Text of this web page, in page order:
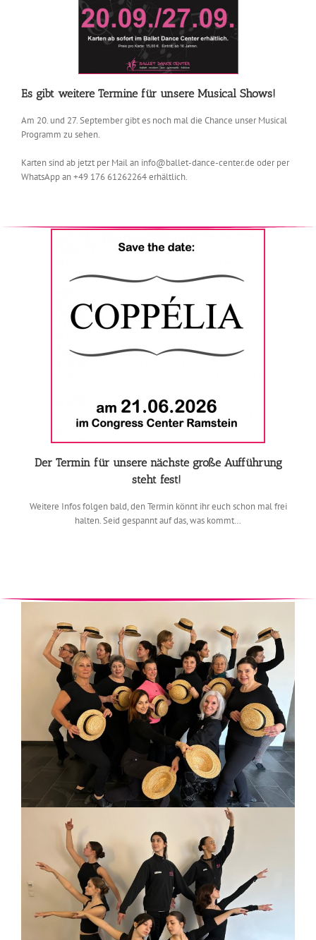
Es gibt weitere Termine für unsere Musical Shows!
Am 20. und 27. September gibt es noch mal die Chance unser Musical
Programm zu sehen.
Karten sind ab jetzt per Mail an info@ballet-dance-center.de oder per
WhatsApp an +49 176 61262264 erhältlich.
Der Termin für unsere nächste große Aufführung
steht fest!
Weitere Infos folgen bald, den Termin könnt ihr euch schon mal frei
halten. Seid gespannt auf das, was kommt…